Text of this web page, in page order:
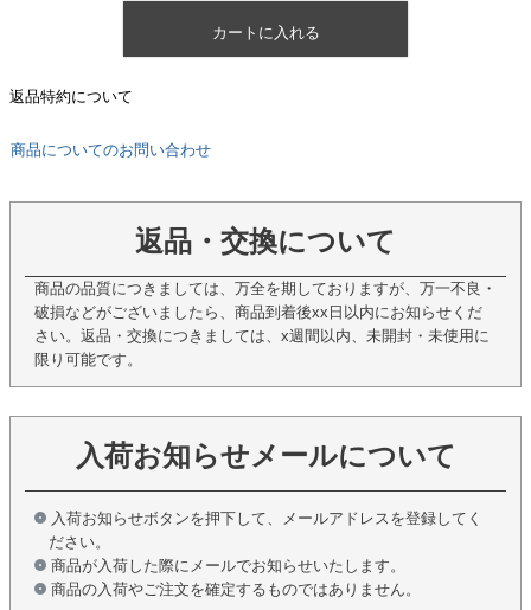
カートに入れる
返品特約について
商品についてのお問い合わせ
返品・交換について
商品の品質につきましては、万全を期しておりますが、万一不良・
破損などがございましたら、商品到着後xx日以内にお知らせくだ
さい。返品・交換につきましては、x週間以内、未開封・未使用に
限り可能です。
入荷お知らせメールについて
入荷お知らせボタンを押下して、メールアドレスを登録してく
ださい。
商品が入荷した際にメールでお知らせいたします。
商品の入荷やご注文を確定するものではありません。